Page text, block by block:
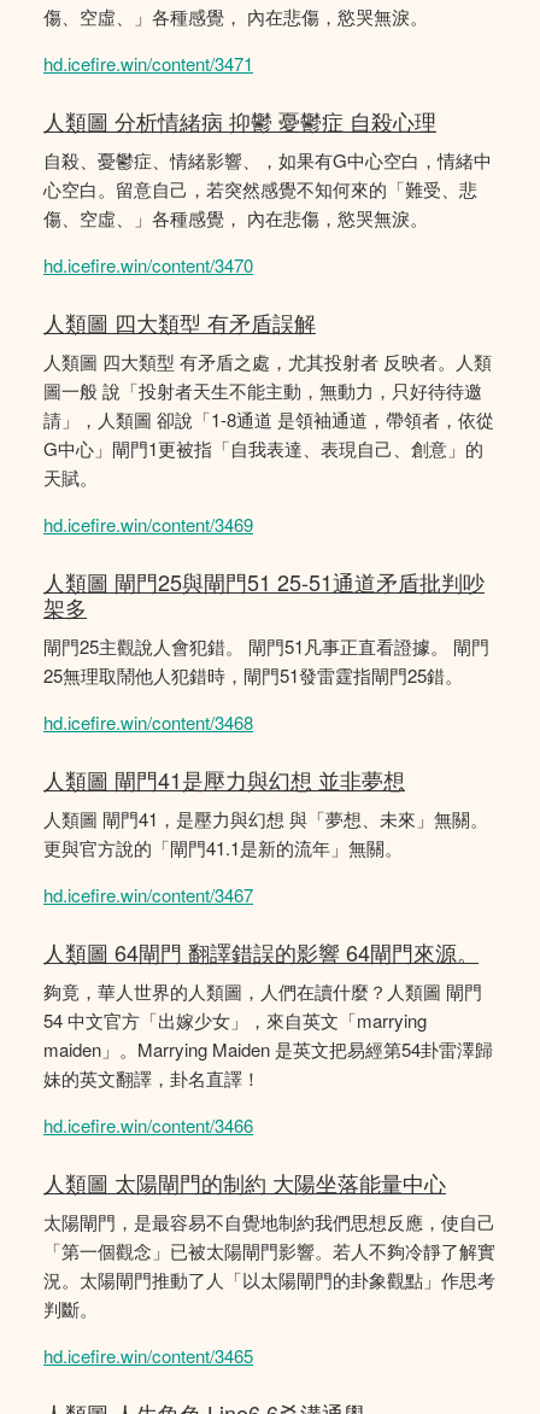
傷、空虛、」各種感覺， 內在悲傷，慾哭無淚。
hd.icefire.win/content/3471
人類圖 分析情緒病 抑鬱 憂鬱症 自殺心理
自殺、憂鬱症、情緒影響、，如果有G中心空白，情緒中
心空白。留意自己，若突然感覺不知何來的「難受、悲
傷、空虛、」各種感覺， 內在悲傷，慾哭無淚。
hd.icefire.win/content/3470
人類圖 四大類型 有矛盾誤解
人類圖 四大類型 有矛盾之處，尤其投射者 反映者。人類
圖一般 說「投射者天生不能主動，無動力，只好待待邀
請」，人類圖 卻說「1-8通道 是領袖通道，帶領者，依從
G中心」閘門1更被指「自我表達、表現自己、創意」的
天賦。
hd.icefire.win/content/3469
人類圖 閘門25與閘門51 25-51通道矛盾批判吵
架多
閘門25主觀說人會犯錯。 閘門51凡事正直看證據。 閘門
25無理取鬧他人犯錯時，閘門51發雷霆指閘門25錯。
hd.icefire.win/content/3468
人類圖 閘門41是壓力與幻想 並非夢想
人類圖 閘門41，是壓力與幻想 與「夢想、未來」無關。
更與官方說的「閘門41.1是新的流年」無關。
hd.icefire.win/content/3467
人類圖 64閘門 翻譯錯誤的影響 64閘門來源。
夠竟，華人世界的人類圖，人們在讀什麼？人類圖 閘門
54 中文官方「出嫁少女」，來自英文「marrying
maiden」。Marrying Maiden 是英文把易經第54卦雷澤歸
妹的英文翻譯，卦名直譯！
hd.icefire.win/content/3466
人類圖 太陽閘門的制約 大陽坐落能量中心
太陽閘門，是最容易不自覺地制約我們思想反應，使自己
「第一個觀念」已被太陽閘門影響。若人不夠冷靜了解實
況。太陽閘門推動了人「以太陽閘門的卦象觀點」作思考
判斷。
hd.icefire.win/content/3465